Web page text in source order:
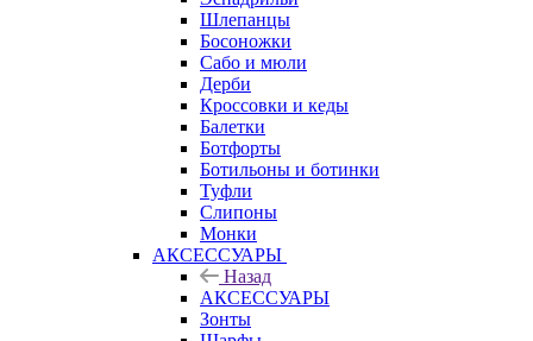
Шлепанцы
Босоножки
Сабо и мюли
Дерби
Кроссовки и кеды
Балетки
Ботфорты
Ботильоны и ботинки
Туфли
Слипоны
Монки
АКСЕССУАРЫ
Назад
АКСЕССУАРЫ
Зонты